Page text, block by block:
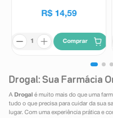
R$ 14,59
Comprar
Drogal: Sua Farmácia
A Drogal é muito mais do que uma
tudo o que precisa para cuidar da sua
lugar. Com uma experiência prática e